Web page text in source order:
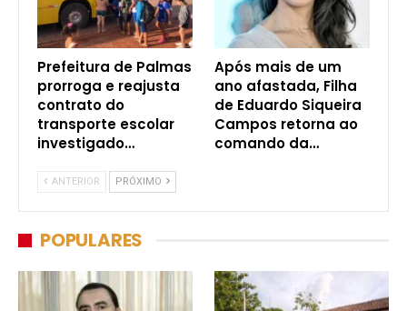
Prefeitura de Palmas
prorroga e reajusta
contrato do
transporte escolar
investigado…
Após mais de um
ano afastada, Filha
de Eduardo Siqueira
Campos retorna ao
comando da…
ANTERIOR PRÓXIMO
POPULARES